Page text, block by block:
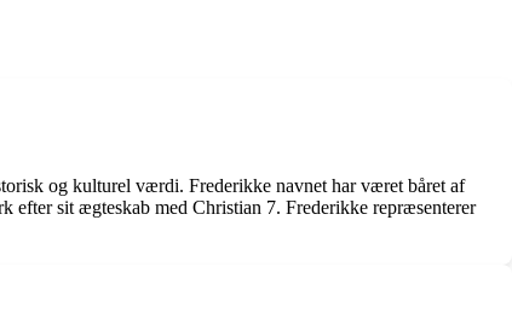
og kulturel værdi. Frederikke navnet har været båret af
efter sit ægteskab med Christian 7. Frederikke repræsenterer